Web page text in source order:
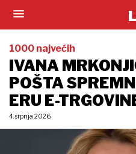
1000 najvećih
IVANA
POŠTA
ERU E-
4. srpnja 2026.